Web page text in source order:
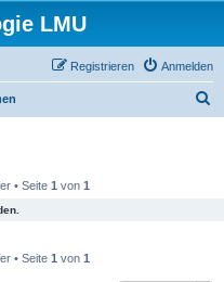
LMU
Anmelden
Registrieren
• Seite 1 von 1
• Seite 1 von 1